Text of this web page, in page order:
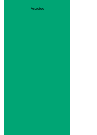
Anzeige